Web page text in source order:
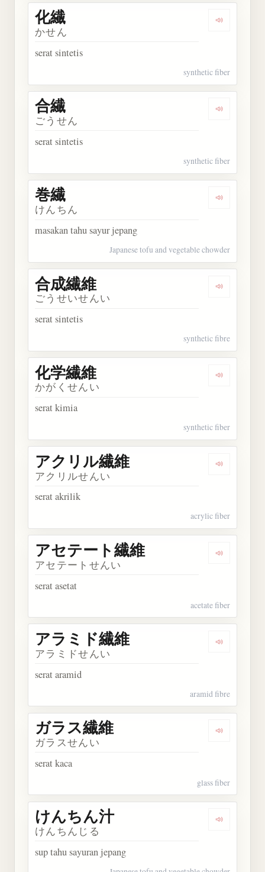
Dengarkan
化繊
かせん
serat sintetis
synthetic fiber
Dengarkan
合繊
ごうせん
serat sintetis
synthetic fiber
Dengarkan
巻繊
けんちん
masakan tahu sayur jepang
Japanese tofu and vegetable chowder
Dengarkan
合成繊維
ごうせいせんい
serat sintetis
synthetic fibre
Dengarkan
化学繊維
かがくせんい
serat kimia
synthetic fiber
Dengarkan
アクリル繊維
アクリルせんい
serat akrilik
acrylic fiber
Dengarkan
アセテート繊維
アセテートせんい
serat asetat
acetate fiber
Dengarkan
アラミド繊維
アラミドせんい
serat aramid
aramid fibre
Dengarkan
ガラス繊維
ガラスせんい
serat kaca
glass fiber
Dengarkan
けんちん汁
けんちんじる
sup tahu sayuran jepang